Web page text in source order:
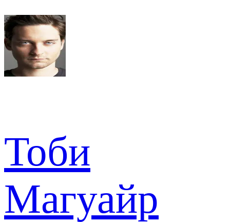
Тоби
Магуайр